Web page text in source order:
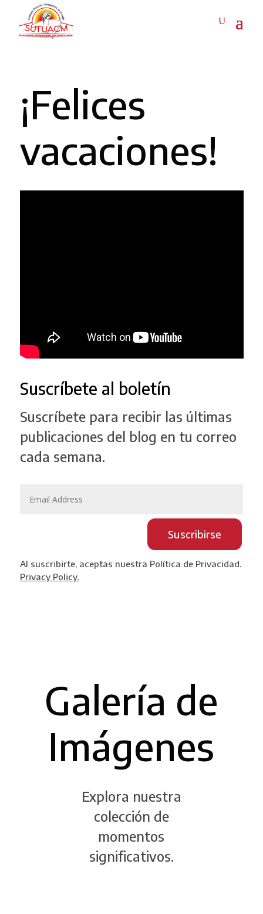
¡Felices
vacaciones!
Suscríbete al boletín
Suscríbete para recibir las últimas
publicaciones del blog en tu correo
cada semana.
Suscribirse
Al suscribirte, aceptas nuestra Política de Privacidad.
Privacy Policy.
Galería de
Imágenes
Explora nuestra
colección de
momentos
significativos.